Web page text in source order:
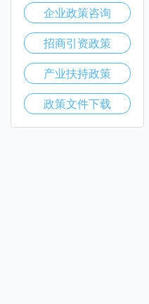
企业政策咨询
招商引资政策
产业扶持政策
政策文件下载